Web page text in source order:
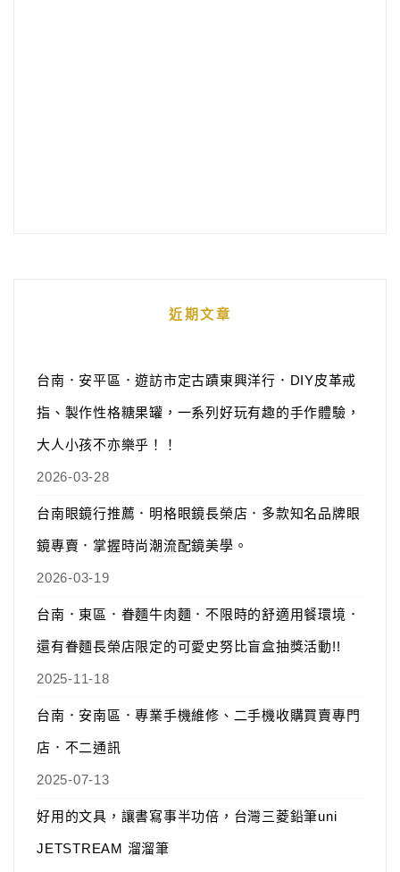
近期文章
台南．安平區．遊訪市定古蹟東興洋行．DIY皮革戒
指、製作性格糖果罐，一系列好玩有趣的手作體驗，
大人小孩不亦樂乎！！
2026-03-28
台南眼鏡行推薦．明格眼鏡長榮店．多款知名品牌眼
鏡專賣．掌握時尚潮流配鏡美學。
2026-03-19
台南．東區．眷麵牛肉麵．不限時的舒適用餐環境．
還有眷麵長榮店限定的可愛史努比盲盒抽獎活動!!
2025-11-18
台南．安南區．專業手機維修、二手機收購買賣專門
店．不二通訊
2025-07-13
好用的文具，讓書寫事半功倍，台灣三菱鉛筆uni
JETSTREAM 溜溜筆